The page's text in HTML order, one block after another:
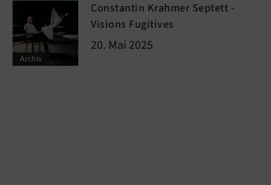
Archiv
Constantin Krahmer Septett -
Visions Fugitives
20. Mai 2025